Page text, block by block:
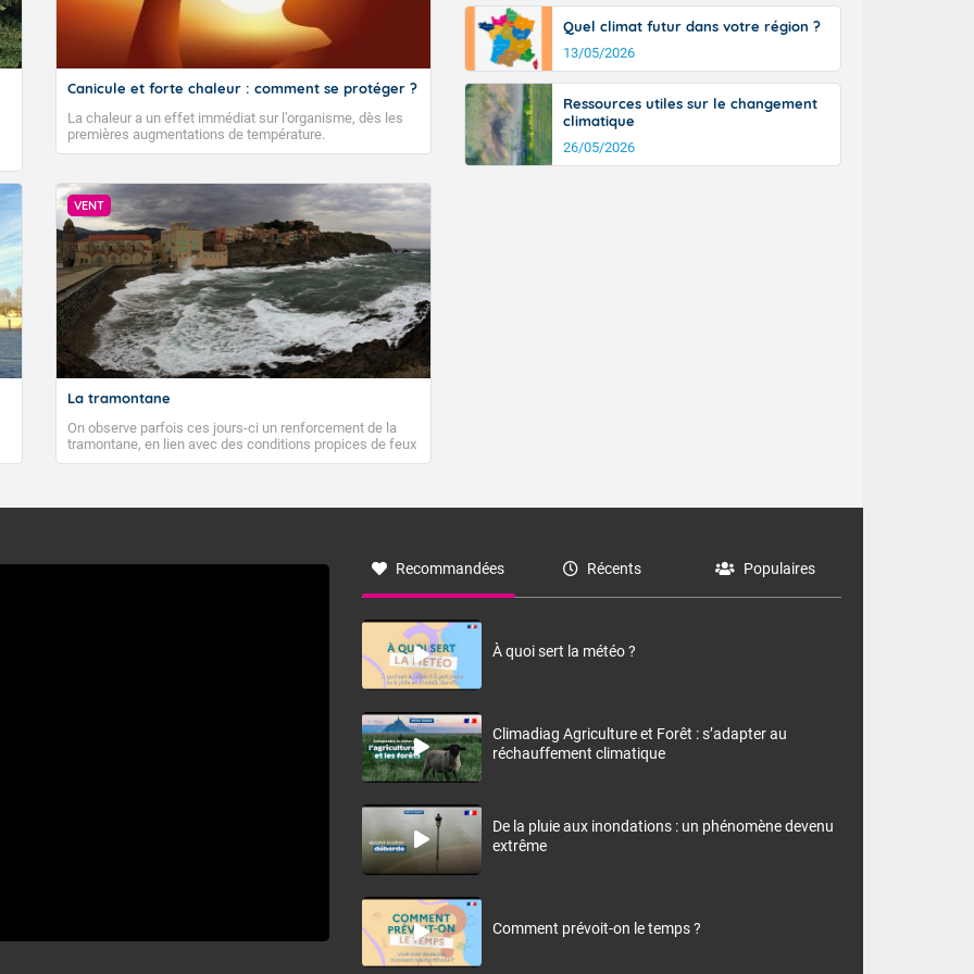
Canicule et forte chaleur : comment se protéger ?
La chaleur a un effet immédiat sur l’organisme, dès les
premières augmentations de température.
VENT
La tramontane
On observe parfois ces jours-ci un renforcement de la
tramontane, en lien avec des conditions propices de feux
de forêt. Mais qu'est-ce que la tramontane ? Quelles sont
à nord-ouest, dans un secteur qui part du Roussillon à la
monts, en allusion aux régions montagneuses d’où
Quel climat futur dans votre région ?
13/05/2026
Ressources utiles sur le changement
climatique
26/05/2026
Recommandées Récents Populaires
À quoi sert la météo ?
Climadiag Agriculture et Forêt : s’adapter au
réchauffement climatique
De la pluie aux inondations : un phénomène devenu
extrême
Comment prévoit-on le temps ?